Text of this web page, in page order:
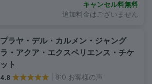
キャンセル料無料
追加料金はございません
プラヤ・デル・カルメン・ジャング
ラ・アクア・エクスペリエンス・チケ
ット
4.8
810 お客様の声